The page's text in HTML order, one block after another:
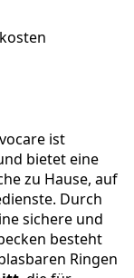
ist
bietet eine
zu Hause, auf
Durch
sichere und
besteht
Ringen